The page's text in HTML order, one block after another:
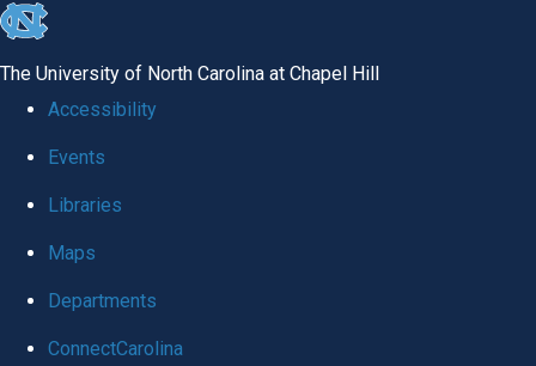
skip
global
The University of North Carolina at Chapel Hill
Accessibility
Events
Libraries
Maps
Departments
ConnectCarolina